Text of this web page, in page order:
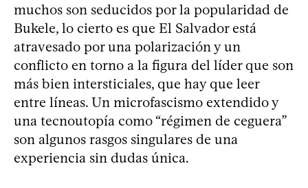
muchos son seducidos por la popularidad de
Bukele, lo cierto es que El Salvador está
atravesado por una polarización y un
conflicto en torno a la figura del líder que son
más bien intersticiales, que hay que leer
entre líneas. Un microfascismo extendido y
una tecnoutopía como “régimen de ceguera”
son algunos rasgos singulares de una
experiencia sin dudas única.